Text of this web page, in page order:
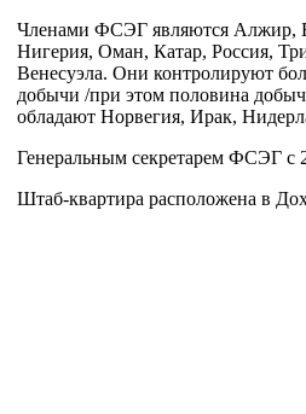
Членами ФСЭГ являются Алжир,
Нигерия, Оман, Катар, Россия,
Венесуэла. Они контролируют
добычи /при этом половина
обладают Норвегия, Ирак,
Генеральным секретарем ФСЭГ с
Штаб-квартира расположена в